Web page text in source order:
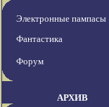
Электронные пампасы
Фантастика
Форум
АРХИВ